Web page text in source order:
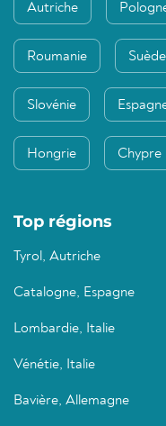
Autriche
Roumanie Suède
Slovénie
Hongrie Chypre
Top régions
Tyrol, Autriche
Catalogne, Espagne
Lombardie, Italie
Vénétie, Italie
Bavière, Allemagne